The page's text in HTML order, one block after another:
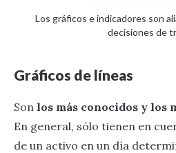
Los gráficos e indicadores son
decisiones de
Gráficos de líneas
Son los más conocidos y los
En general, sólo tienen en
de un activo en un día